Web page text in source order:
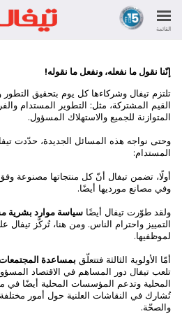
القائمة
إنّنا نقول ما نفعله، ونفعل ما نقوله!
تلتزم تيفال وشركاءها كل يوم بتحقيق التطور
القيم المشتركة، مثل: التطوير المستدام
المتوازنة للجميع والاستهلاك المسؤول.
وحتى نواجه هذه المسائل الجديدة، حدّدت
المستدام:
أولًا، تضمن تيفال أنّ كل منتجاتها مصنوعة
وفي مصانع مورديها أيضًا.
ولقد طوّرت تيفال أيضًا سياسة موارد بشرية
التمييز واحترام الناس. ومن هنا، تُركّز تيفال
لموظفيها.
أمّا الأولوية الثالثة فتتعلّق بمساعدة
تلعب تيفال دور المساهم في الاقتصاد
المحلية وتدعم المؤسسات المحلية أيضًا في
تُشارك في النقاشات العلنية حول أمور
والصحّة.